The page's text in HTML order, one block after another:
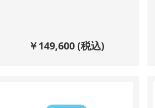
￥149,600(税込)